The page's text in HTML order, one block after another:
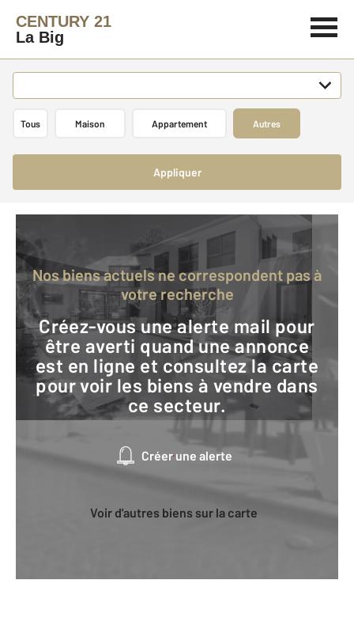
CENTURY 21
La Big
Tous Maison Appartement Autres
Appliquer
Nos biens actuels ne correspondent pas à
votre recherche
Créez-vous une alerte mail pour
être averti quand une annonce
est en ligne et consultez la carte
pour voir les biens à vendre dans
ce secteur.
Créer une alerte
Voir d'autres biens sur la carte